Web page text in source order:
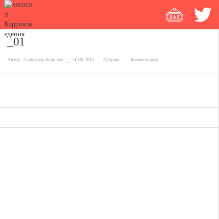
_01
Автор: Александр Коренев 11.09.2015 Рубрика: Комментарии